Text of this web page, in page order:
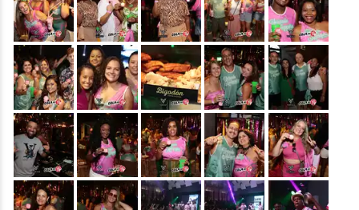
&nbsp; &nbsp; &nbsp; &nbsp; &nbsp;
&nbsp; &nbsp; &nbsp; &nbsp; &nbsp;
&nbsp; &nbsp; &nbsp; &nbsp; &nbsp;